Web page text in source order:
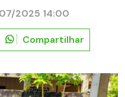
2025 14:00
Compartilhar